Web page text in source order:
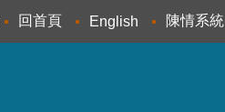
回首頁 English 陳情系統